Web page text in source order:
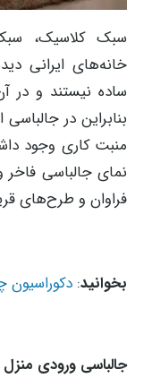
سبک کلاسیک،
خانه‌های ایرانی
ساده نیستند و در
بنابراین در
منبت کاری وجود
نمای جالباسی
فراوان و طرح‌های
بخوانید:دکوراسیون
جالباسی ورودی منزل